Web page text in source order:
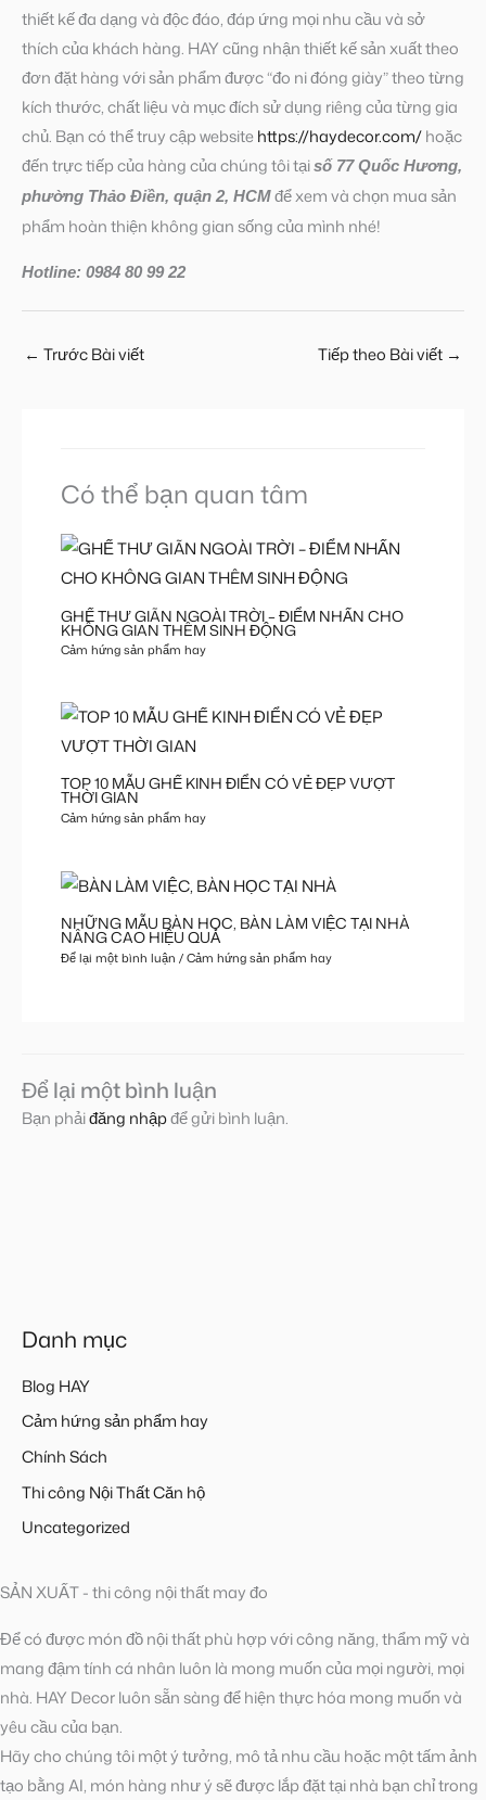
Danh mục
Blog HAY
Cảm hứng sản phẩm hay
Chính Sách
Thi công Nội Thất Căn hộ
Uncategorized
thiết kế đa dạng và độc đáo, đáp ứng mọi nhu cầu và sở
thích của khách hàng. HAY cũng nhận thiết kế sản xuất theo
đơn đặt hàng với sản phẩm được “đo ni đóng giày” theo từng
kích thước, chất liệu và mục đích sử dụng riêng của từng gia
chủ. Bạn có thể truy cập websitehttps://haydecor.com/hoặc
đến trực tiếp của hàng của chúng tôi tạisố 77 Quốc Hương,
phường Thảo Điền, quận 2, HCMđể xem và chọn mua sản
phẩm hoàn thiện không gian sống của mình nhé!
Hotline: 0984 80 99 22
← Trước Bài viết Tiếp theo Bài viết →
Có thể bạn quan tâm
GHẾ THƯ GIÃN NGOÀI TRỜI – ĐIỂM NHẤN CHO
KHÔNG GIAN THÊM SINH ĐỘNG
Cảm hứng sản phẩm hay
TOP 10 MẪU GHẾ KINH ĐIỂN CÓ VẺ ĐẸP VƯỢT
THỜI GIAN
Cảm hứng sản phẩm hay
NHỮNG MẪU BÀN HỌC, BÀN LÀM VIỆC TẠI NHÀ
NÂNG CAO HIỆU QUẢ
Để lại một bình luận /Cảm hứng sản phẩm hay
Để lại một bình luận
Bạn phảiđăng nhậpđể gửi bình luận.
SẢN XUẤT - thi công nội thất may đo
Để có được món đồ nội thất phù hợp với công năng, thẩm mỹ và
mang đậm tính cá nhân luôn là mong muốn của mọi người, mọi
nhà. HAY Decor luôn sẵn sàng để hiện thực hóa mong muốn và
yêu cầu của bạn.
Hãy cho chúng tôi một ý tưởng, mô tả nhu cầu hoặc một tấm ảnh
tạo bằng AI, món hàng như ý sẽ được lắp đặt tại nhà bạn chỉ trong